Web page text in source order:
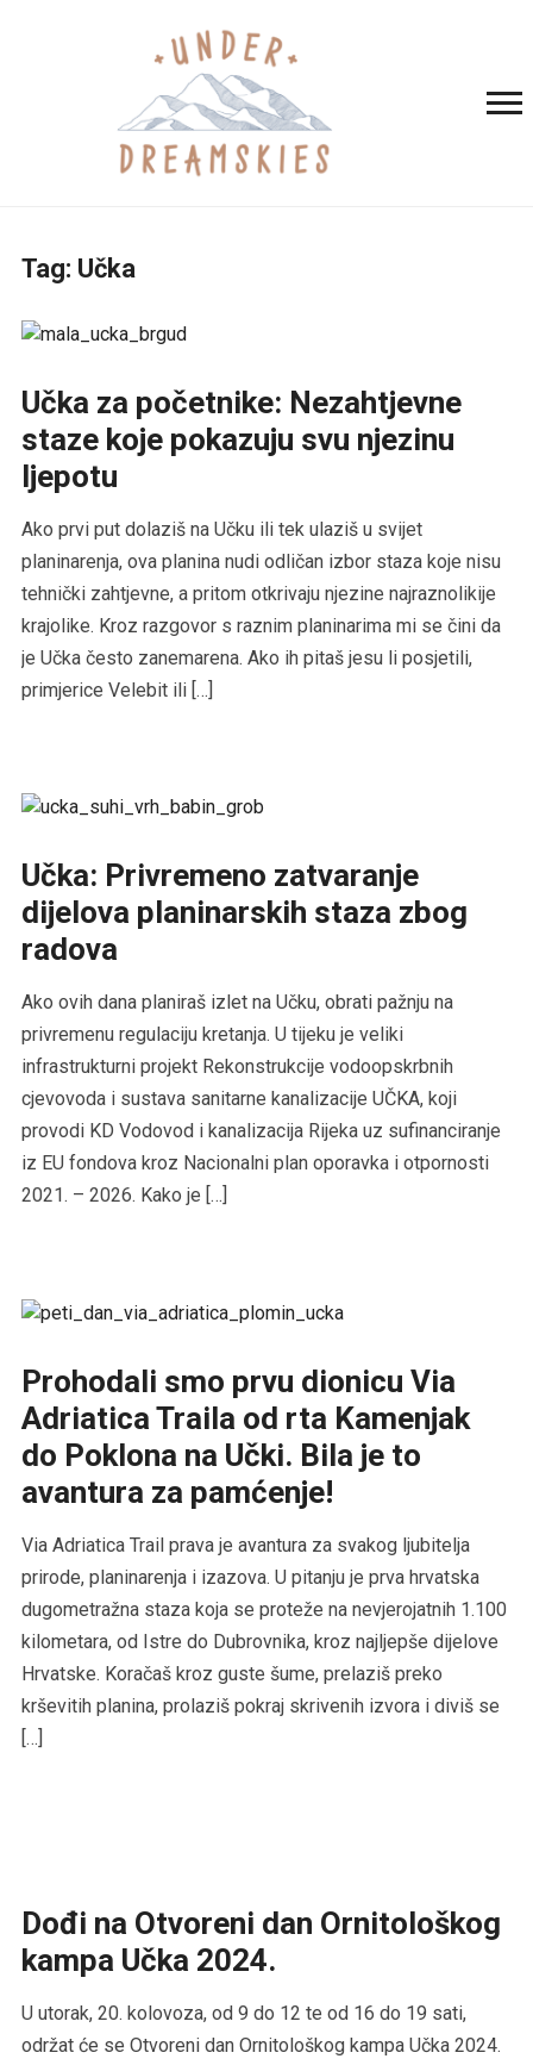
Tag: Učka
Učka za početnike: Nezahtjevne
staze koje pokazuju svu njezinu
ljepotu
Ako prvi put dolaziš na Učku ili tek ulaziš u svijet
planinarenja, ova planina nudi odličan izbor staza koje nisu
tehnički zahtjevne, a pritom otkrivaju njezine najraznolikije
krajolike. Kroz razgovor s raznim planinarima mi se čini da
je Učka često zanemarena. Ako ih pitaš jesu li posjetili,
primjerice Velebit ili […]
Učka: Privremeno zatvaranje
dijelova planinarskih staza zbog
radova
Ako ovih dana planiraš izlet na Učku, obrati pažnju na
privremenu regulaciju kretanja. U tijeku je veliki
infrastrukturni projekt Rekonstrukcije vodoopskrbnih
cjevovoda i sustava sanitarne kanalizacije UČKA, koji
provodi KD Vodovod i kanalizacija Rijeka uz sufinanciranje
iz EU fondova kroz Nacionalni plan oporavka i otpornosti
2021. – 2026. Kako je […]
Prohodali smo prvu dionicu Via
Adriatica Traila od rta Kamenjak
do Poklona na Učki. Bila je to
avantura za pamćenje!
Via Adriatica Trail prava je avantura za svakog ljubitelja
prirode, planinarenja i izazova. U pitanju je prva hrvatska
dugometražna staza koja se proteže na nevjerojatnih 1.100
kilometara, od Istre do Dubrovnika, kroz najljepše dijelove
Hrvatske. Koračaš kroz guste šume, prelaziš preko
krševitih planina, prolaziš pokraj skrivenih izvora i diviš se
[…]
Dođi na Otvoreni dan Ornitološkog
kampa Učka 2024.
U utorak, 20. kolovoza, od 9 do 12 te od 16 do 19 sati,
održat će se Otvoreni dan Ornitološkog kampa Učka 2024.